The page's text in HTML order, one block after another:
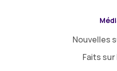
Nouvelles
Faits